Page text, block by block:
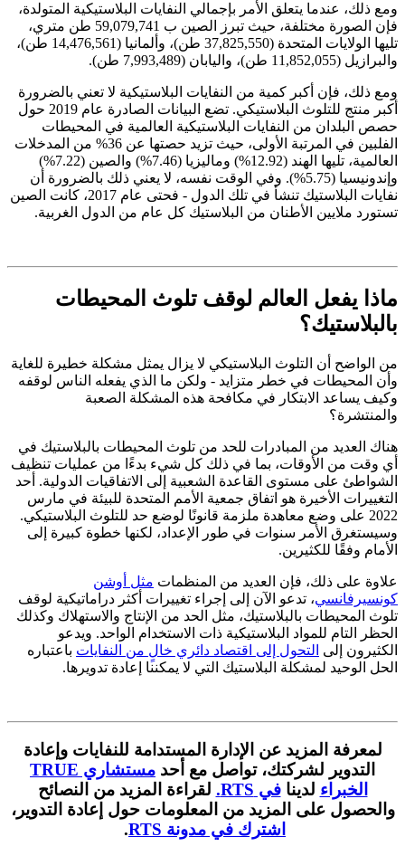
ومع ذلك، عندما يتعلق الأمر بإجمالي النفايات البلاستيكية المتولدة،
فإن الصورة مختلفة، حيث تبرز الصين ب 59,079,741 طن متري،
تليها الولايات المتحدة (37,825,550 طن)، وألمانيا (14,476,561 طن)،
والبرازيل (11,852,055 طن)، واليابان (7,993,489 طن).
ومع ذلك، فإن أكبر كمية من النفايات البلاستيكية لا تعني بالضرورة
أكبر منتج للتلوث البلاستيكي. تضع البيانات الصادرة عام 2019 حول
حصص البلدان من النفايات البلاستيكية العالمية في المحيطات
الفلبين في المرتبة الأولى، حيث تزيد حصتها عن 36% من المدخلات
العالمية، تليها الهند (12.92%) وماليزيا (7.46%) والصين (7.22%)
وإندونيسيا (5.75%). وفي الوقت نفسه، لا يعني ذلك بالضرورة أن
نفايات البلاستيك تنشأ في تلك الدول - فحتى عام 2017، كانت الصين
تستورد ملايين الأطنان من البلاستيك كل عام من الدول الغربية.
ماذا يفعل العالم لوقف تلوث المحيطات
بالبلاستيك؟
من الواضح أن التلوث البلاستيكي لا يزال يمثل مشكلة خطيرة للغاية
وأن المحيطات في خطر متزايد - ولكن ما الذي يفعله الناس لوقفه
وكيف يساعد الابتكار في مكافحة هذه المشكلة الصعبة
والمنتشرة؟
هناك العديد من المبادرات للحد من تلوث المحيطات بالبلاستيك في
أي وقت من الأوقات، بما في ذلك كل شيء بدءًا من عمليات تنظيف
الشواطئ على مستوى القاعدة الشعبية إلى الاتفاقيات الدولية. أحد
التغييرات الأخيرة هو اتفاق جمعية الأمم المتحدة للبيئة في مارس
2022 على وضع معاهدة ملزمة قانونًا لوضع حد للتلوث البلاستيكي.
وسيستغرق الأمر سنوات في طور الإعداد، لكنها خطوة كبيرة إلى
الأمام وفقًا للكثيرين.
علاوة على ذلك، فإن العديد من المنظمات مثل أوشن
كونسيرفانسي، تدعو الآن إلى إجراء تغييرات أكثر دراماتيكية لوقف
تلوث المحيطات بالبلاستيك، مثل الحد من الإنتاج والاستهلاك وكذلك
الحظر التام للمواد البلاستيكية ذات الاستخدام الواحد. ويدعو
الكثيرون إلى التحول إلى اقتصاد دائري خالٍ من النفايات باعتباره
الحل الوحيد لمشكلة البلاستيك التي لا يمكننا إعادة تدويرها.
لمعرفة المزيد عن الإدارة المستدامة للنفايات وإعادة
التدوير لشركتك، تواصل مع أحد
مستشاري TRUE
الخبراء لدينافي RTS.
لقراءة المزيد من النصائح
والحصول على المزيد من المعلومات حول إعادة التدوير،
اشترك في مدونة RTS
.